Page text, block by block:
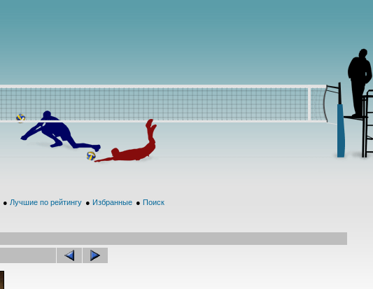
● Лучшие по рейтингу ● Избранные ● Поиск